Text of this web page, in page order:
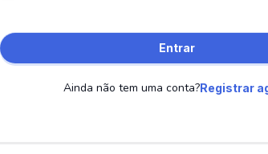
Entrar
Ainda não tem uma conta?Registrar